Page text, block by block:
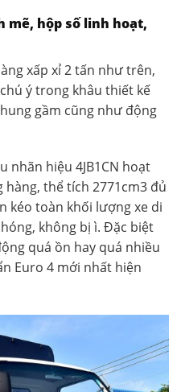
mẽ, hộp số linh hoạt,
xấp xỉ 2 tấn như trên,
ý trong khâu thiết kế
gầm cũng như động
nhãn hiệu 4JB1CN hoạt
hàng, thể tích 2771cm3 đủ
kéo toàn khối lượng xe di
không bị ì. Đặc biệt
quá ồn hay quá nhiều
Euro 4 mới nhất hiện